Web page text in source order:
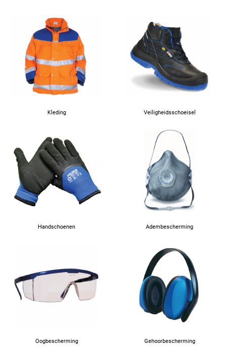
Kleding Veiligheidsschoeisel
Handschoenen Adembescherming
Oogbescherming Gehoorbescherming